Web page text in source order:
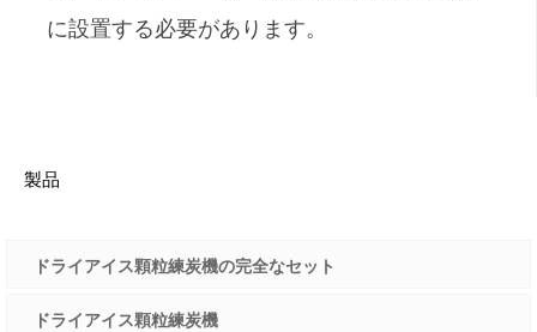
に設置する必要があります。
製品
ドライアイス顆粒練炭機の完全なセット
ドライアイス顆粒練炭機